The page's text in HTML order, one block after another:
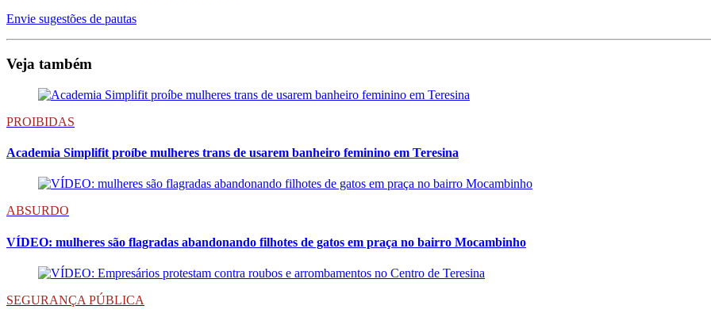
Envie sugestões de pautas
Veja também
PROIBIDAS
Academia Simplifit proíbe mulheres trans de usarem banheiro feminino em Teresina
ABSURDO
VÍDEO: mulheres são flagradas abandonando filhotes de gatos em praça no bairro Mocambinho
SEGURANÇA PÚBLICA